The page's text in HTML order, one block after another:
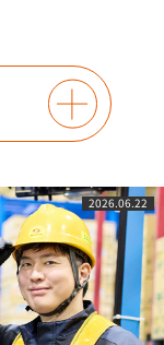
2026.06.22